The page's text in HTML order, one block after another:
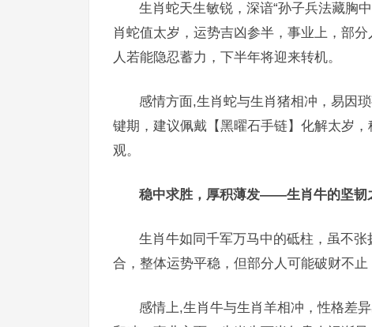
生肖蛇天生敏锐，深谙“孙子兵法藏胸
肖蛇值太岁，运势吉凶参半，事业上，部
人若能隐忍蓄力，下半年将迎来转机。
感情方面,生肖蛇与生肖猪相冲，易因
键期，建议佩戴【黑曜石手链】化解太岁
观。
稳中求胜，厚积薄发——生肖牛的坚韧
生肖牛如同千军万马中的砥柱，虽不
合，整体运势平稳，但部分人可能破财不
感情上,生肖牛与生肖羊相冲，性格差